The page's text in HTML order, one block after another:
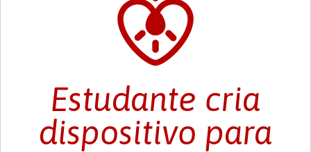
Estudante cria
dispositivo para